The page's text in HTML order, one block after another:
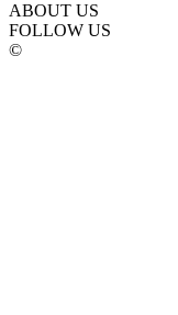
ABOUT US
FOLLOW US
©